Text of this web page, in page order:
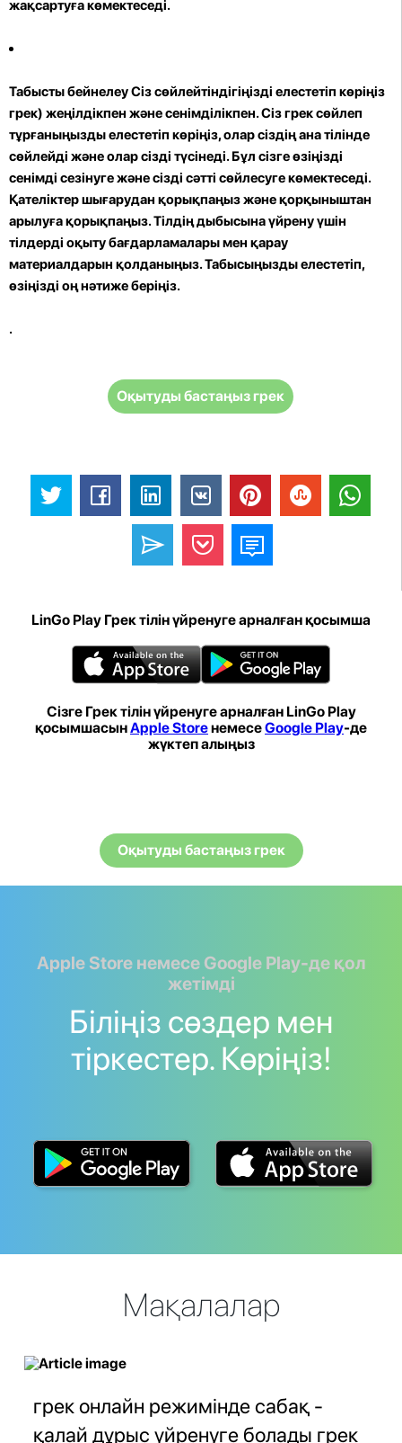
жақсартуға көмектеседі.
Табысты бейнелеу Сіз сөйлейтіндігіңізді елестетіп көріңіз
грек) жеңілдікпен және сенімділікпен. Сіз грек сөйлеп
тұрғаныңызды елестетіп көріңіз, олар сіздің ана тілінде
сөйлейді және олар сізді түсінеді. Бұл сізге өзіңізді
сенімді сезінуге және сізді сәтті сөйлесуге көмектеседі.
Қателіктер шығарудан қорықпаңыз және қорқыныштан
арылуға қорықпаңыз. Тілдің дыбысына үйрену үшін
тілдерді оқыту бағдарламалары мен қарау
материалдарын қолданыңыз. Табысыңызды елестетіп,
өзіңізді оң нәтиже беріңіз.
.
Оқытуды бастаңыз грек
LinGo Play Грек тілін үйренуге арналған қосымша
Сізге Грек тілін үйренуге арналған LinGo Play
қосымшасынApple StoreнемесеGoogle Play-де
жүктеп алыңыз
Оқытуды бастаңыз грек
Apple Store немесе Google Play-де қол
жетімді
Біліңіз сөздер мен
тіркестер. Көріңіз!
Мақалалар
грек онлайн режимінде сабақ -
қалай дұрыс үйренуге болады грек